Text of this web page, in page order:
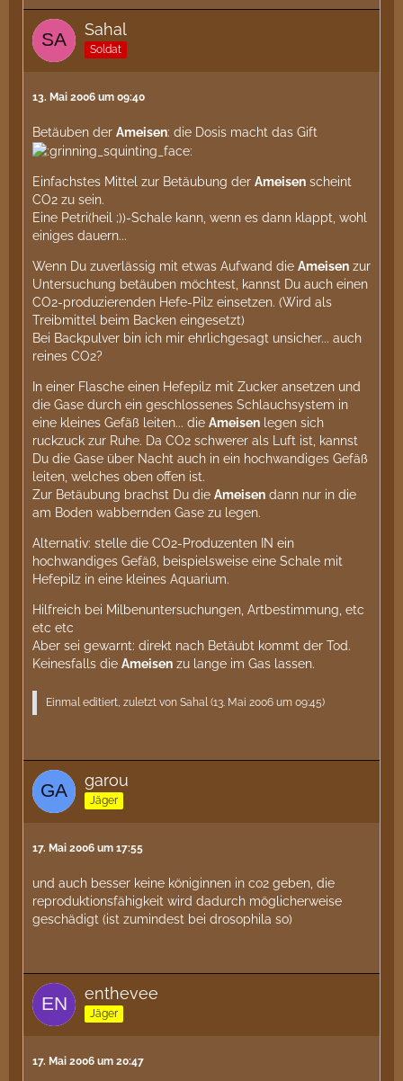
Sahal
Soldat
13. Mai 2006 um 09:40
Betäuben der Ameisen: die Dosis macht das Gift
Einfachstes Mittel zur Betäubung der Ameisen scheint
CO2 zu sein.
Eine Petri(heil ;))-Schale kann, wenn es dann klappt, wohl
einiges dauern...
Wenn Du zuverlässig mit etwas Aufwand die Ameisen zur
Untersuchung betäuben möchtest, kannst Du auch einen
CO2-produzierenden Hefe-Pilz einsetzen. (Wird als
Treibmittel beim Backen eingesetzt)
Bei Backpulver bin ich mir ehrlichgesagt unsicher... auch
reines CO2?
In einer Flasche einen Hefepilz mit Zucker ansetzen und
die Gase durch ein geschlossenes Schlauchsystem in
eine kleines Gefäß leiten... die Ameisen legen sich
ruckzuck zur Ruhe. Da CO2 schwerer als Luft ist, kannst
Du die Gase über Nacht auch in ein hochwandiges Gefäß
leiten, welches oben offen ist.
Zur Betäubung brachst Du die Ameisen dann nur in die
am Boden wabbernden Gase zu legen.
Alternativ: stelle die CO2-Produzenten IN ein
hochwandiges Gefäß, beispielsweise eine Schale mit
Hefepilz in eine kleines Aquarium.
Hilfreich bei Milbenuntersuchungen, Artbestimmung, etc
etc etc
Aber sei gewarnt: direkt nach Betäubt kommt der Tod.
Keinesfalls die Ameisen zu lange im Gas lassen.
Einmal editiert, zuletzt von Sahal (13. Mai 2006 um 09:45)
garou
Jäger
17. Mai 2006 um 17:55
und auch besser keine königinnen in co2 geben, die
reproduktionsfähigkeit wird dadurch möglicherweise
geschädigt (ist zumindest bei drosophila so)
enthevee
Jäger
17. Mai 2006 um 20:47